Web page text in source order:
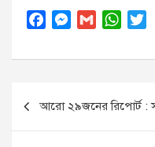
c
o
o
M
s
n
g
G
a
W
a
A
p
i
e
r
navigation
আরো ২৯জনের রিপোর্ট :